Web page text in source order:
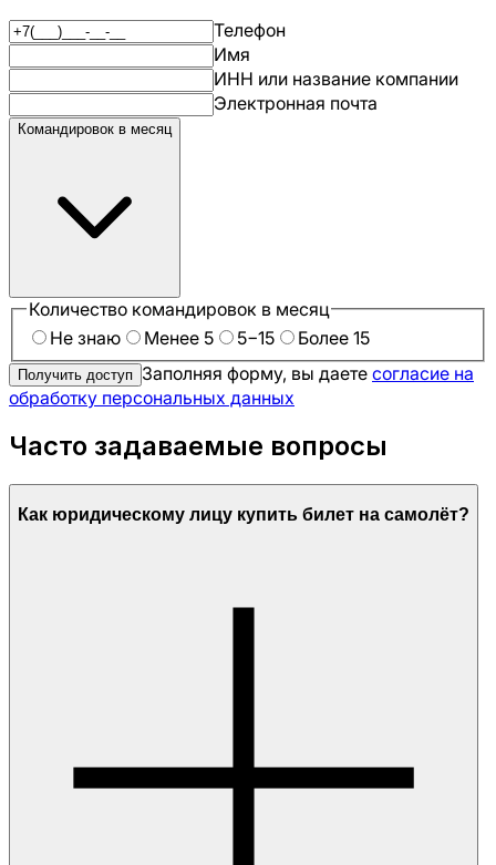
Телефон
Имя
ИНН или название компании
Электронная почта
Командировок в месяц
Количество командировок в месяц
Не знаю
Менее 5 5−15 Более 15
Получить доступ Заполняя форму, вы даете согласие на
обработку персональных данных
Часто задаваемые вопросы
Как юридическому лицу купить билет на самолёт?